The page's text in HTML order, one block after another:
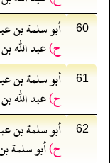
60 أبو سلمة بن
ح)عبد الله
61 أبو سلمة بن
ح)عبد الله
62 أبو سلمة بن
ح)أبو سلمة